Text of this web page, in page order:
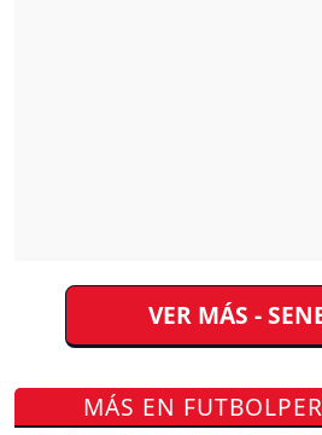
VER MÁS -
MÁS EN